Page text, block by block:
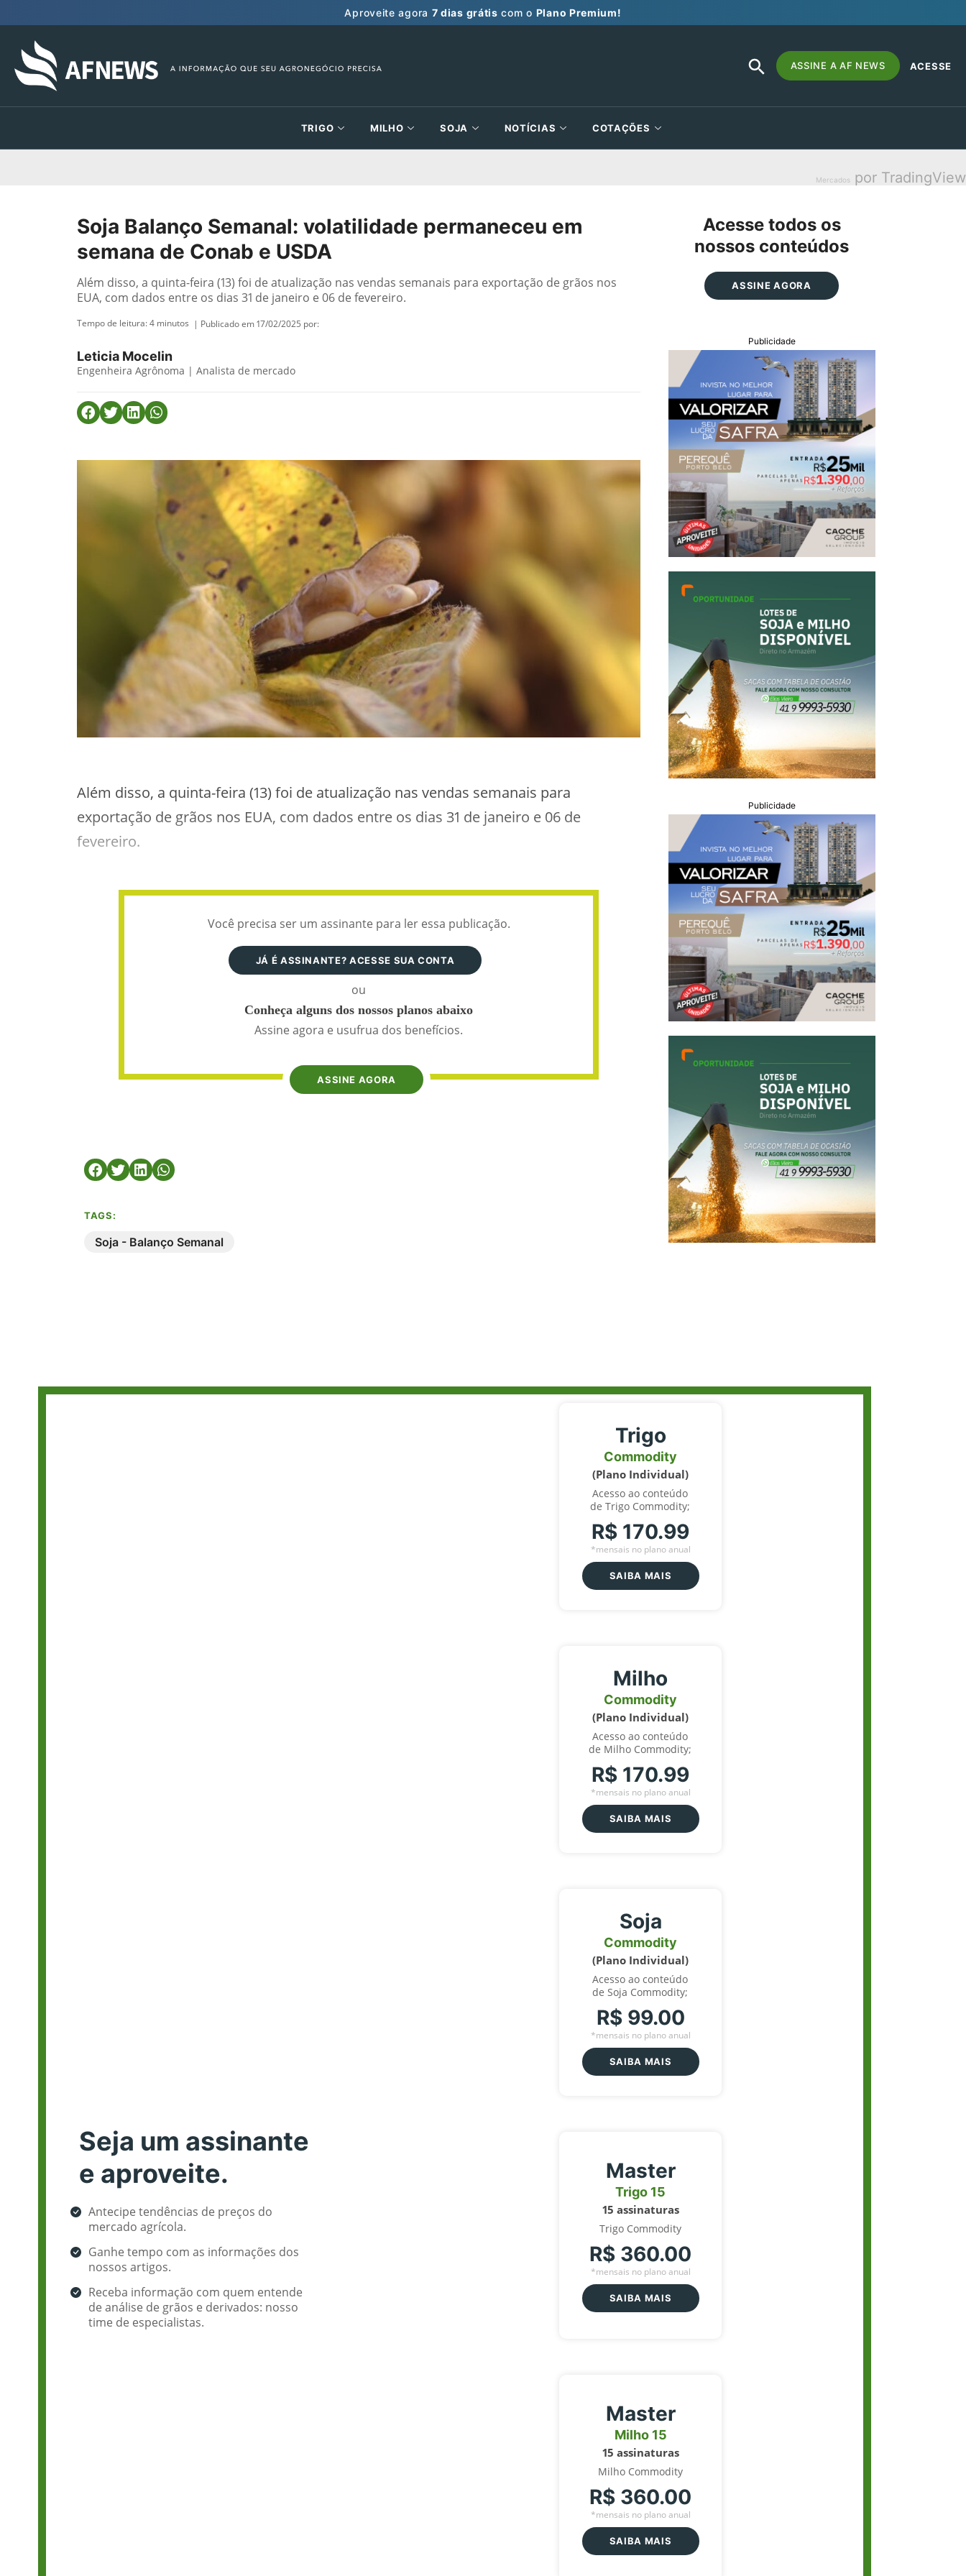
Aproveite agora 7 dias grátis com o Plano Premium!
Search
for:
SEARCH
BUTTON
ASSINE A AF NEWS ACESSE
TRIGO MILHO SOJA NOTÍCIAS COTAÇÕES
Mercados por TradingView
Soja Balanço Semanal: volatilidade permaneceu em
semana de Conab e USDA
Além disso, a quinta-feira (13) foi de atualização nas vendas semanais para exportação de grãos nos
EUA, com dados entre os dias 31 de janeiro e 06 de fevereiro.
Tempo de leitura:4 minutos | Publicado em 17/02/2025 por:
Leticia Mocelin
Engenheira Agrônoma | Analista de mercado
Além disso, a quinta-feira (13) foi de atualização nas vendas semanais para
exportação de grãos nos EUA, com dados entre os dias 31 de janeiro e 06 de
fevereiro.
Você precisa ser um assinante para ler essa publicação.
JÁ É ASSINANTE? ACESSE SUA CONTA
ou
Conheça alguns dos nossos planos abaixo
Assine agora e usufrua dos benefícios.
ASSINE AGORA
TAGS:
Soja - Balanço Semanal
Acesse todos os
nossos conteúdos
ASSINE AGORA
Publicidade
Publicidade
Seja um assinante
e aproveite.
Antecipe tendências de preços do
mercado agrícola.
Ganhe tempo com as informações dos
nossos artigos.
Receba informação com quem entende
de análise de grãos e derivados: nosso
time de especialistas.
Trigo
Commodity
(Plano Individual)
Acesso ao conteúdo
de Trigo Commodity;
R$ 170.99
*mensais no plano anual
SAIBA MAIS
Milho
Commodity
(Plano Individual)
Acesso ao conteúdo
de Milho Commodity;
R$ 170.99
*mensais no plano anual
SAIBA MAIS
Soja
Commodity
(Plano Individual)
Acesso ao conteúdo
de Soja Commodity;
R$ 99.00
*mensais no plano anual
SAIBA MAIS
Master
Trigo 15
15 assinaturas
Trigo Commodity
R$ 360.00
*mensais no plano anual
SAIBA MAIS
Master
Milho 15
15 assinaturas
Milho Commodity
R$ 360.00
*mensais no plano anual
SAIBA MAIS